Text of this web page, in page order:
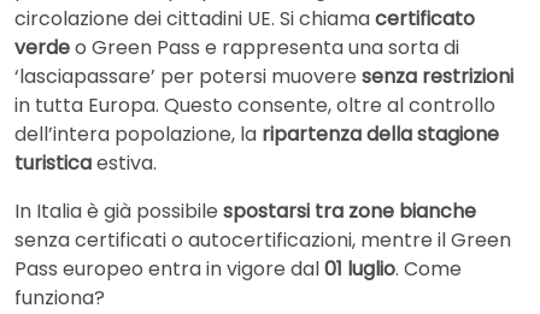
circolazione dei cittadini UE. Si chiamacertificato
verdeo Green Pass e rappresenta una sorta di
‘lasciapassare’ per potersi muovere senza restrizioni
in tutta Europa. Questo consente, oltre al controllo
dell’intera popolazione, la ripartenza della stagione
turisticaestiva.
In Italia è già possibile spostarsi tra zone bianche
senza certificati o autocertificazioni, mentre il Green
Pass europeo entra in vigore dal01 luglio. Come
funziona?